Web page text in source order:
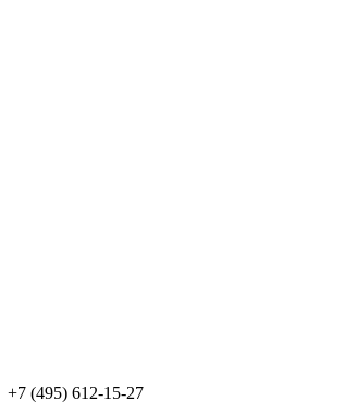
+7 (495) 612-15-27